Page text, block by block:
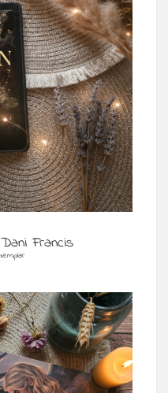
Francis